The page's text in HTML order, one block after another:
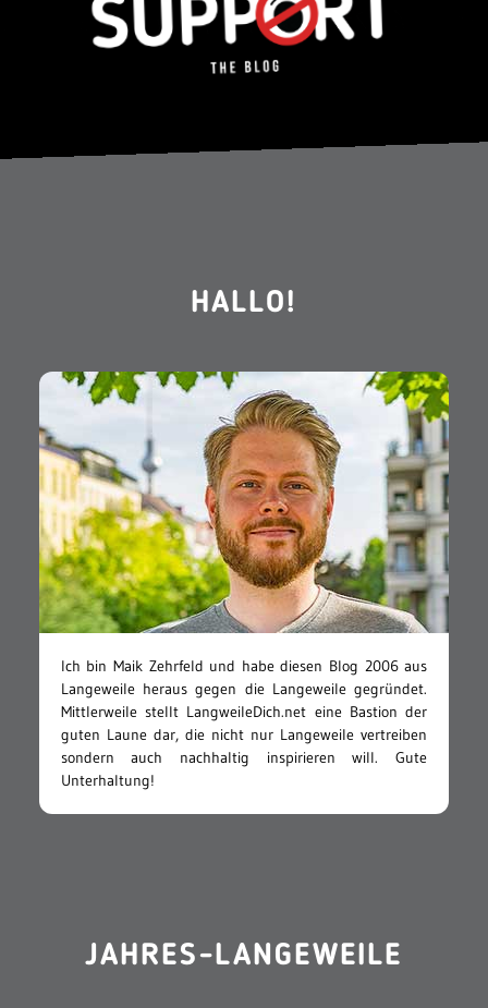
HALLO!
Ich bin Maik Zehrfeld und habe diesen Blog 2006 aus
Langeweile heraus gegen die Langeweile gegründet.
Mittlerweile stellt LangweileDich.net eine Bastion der
guten Laune dar, die nicht nur Langeweile vertreiben
sondern auch nachhaltig inspirieren will. Gute
Unterhaltung!
JAHRES-LANGEWEILE